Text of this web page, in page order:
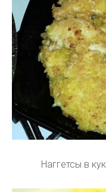
Наггетсы в